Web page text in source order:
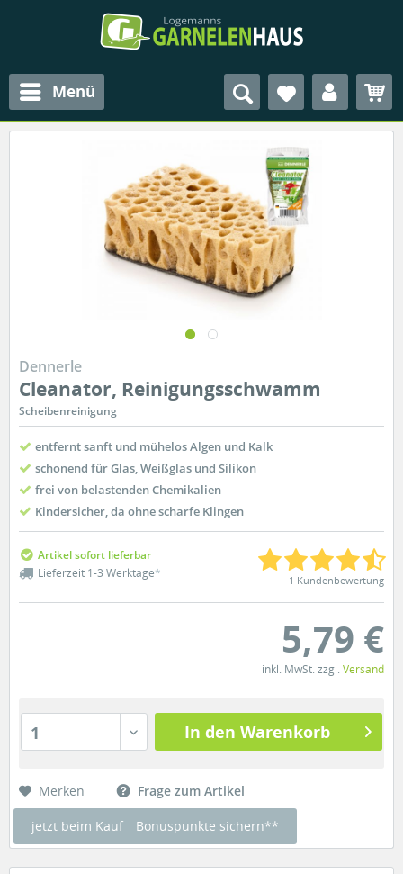
Menü
Dennerle
Cleanator, Reinigungsschwamm
Scheibenreinigung
entfernt sanft und mühelos Algen und Kalk
schonend für Glas, Weißglas und Silikon
frei von belastenden Chemikalien
Kindersicher, da ohne scharfe Klingen
Artikel sofort lieferbar
Lieferzeit 1-3 Werktage* 1 Kundenbewertung
5,79 €
inkl. MwSt. zzgl. Versand
1 In den Warenkorb
Merken Frage zum Artikel
jetzt beim Kauf Bonuspunkte sichern**